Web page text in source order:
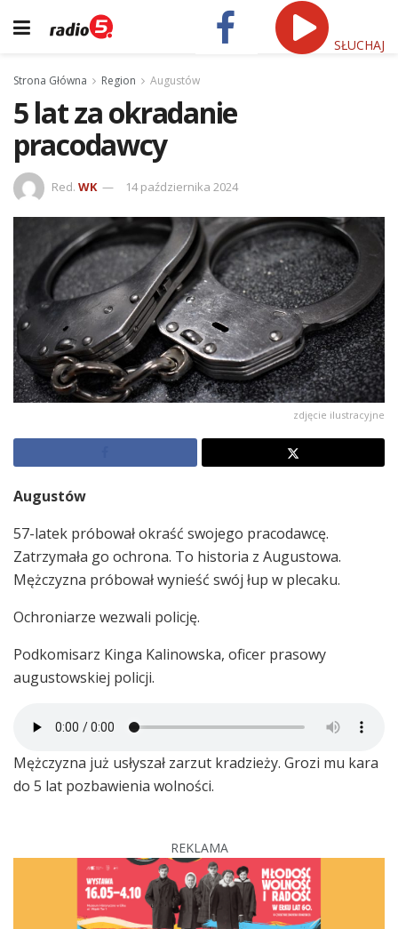
SŁUCHAJ
Strona Główna Region Augustów
5 lat za okradanie
pracodawcy
Red. WK 14 października 2024
zdjęcie ilustracyjne
Augustów
57-latek próbował okraść swojego pracodawcę.
Zatrzymała go ochrona. To historia z Augustowa.
Mężczyzna próbował wynieść swój łup w plecaku.
Ochroniarze wezwali policję.
Podkomisarz Kinga Kalinowska, oficer prasowy
augustowskiej policji.
Mężczyzna już usłyszał zarzut kradzieży. Grozi mu kara
do 5 lat pozbawienia wolności.
REKLAMA